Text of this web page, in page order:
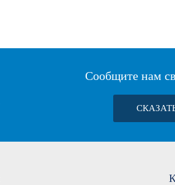
Сообщите нам